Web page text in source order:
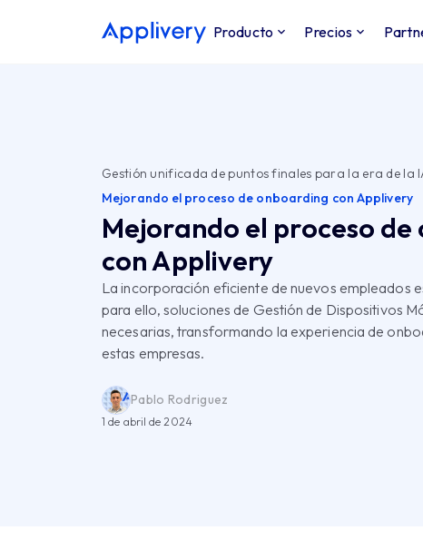
Producto Precios
Gestión unificada de puntos finales para la era de la
Mejorando el proceso de onboarding con Applivery
Mejorando el proceso
con Applivery
La incorporación eficiente de nuevos empleados
para ello, soluciones de Gestión de Dispositivos
necesarias, transformando la experiencia de
estas empresas.
Pablo Rodriguez
1 de abril de 2024